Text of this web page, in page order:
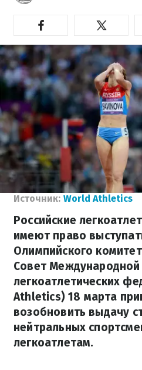
Источник: World Athletics
Российские
имеют право
Олимпийского
Совет Международной
легкоатлетических
Athletics) 18 марта
возобновить выдачу
нейтральных
легкоатлетам.